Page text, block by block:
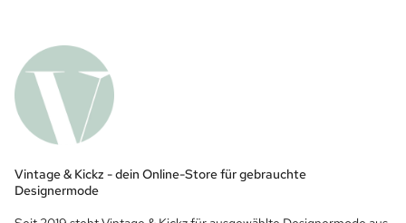
Vintage & Kickz - dein Online-Store für gebrauchte
Designermode